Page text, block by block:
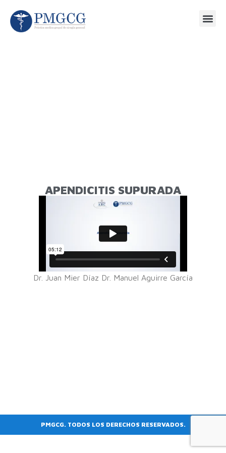
APENDICITIS SUPURADA
Dr. Juan Mier Díaz Dr. Manuel Aguirre García
PMGCG. TODOS LOS DERECHOS RESERVADOS.